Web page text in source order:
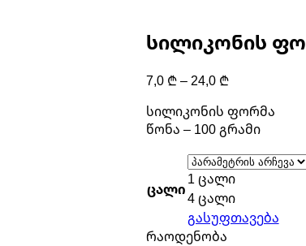
სილიკონის
7,0 ₾ – 24,0 ₾Price
7,0 ₾
through
24,0 ₾
სილიკონის ფორმა
წონა – 100 გრამი
ცალი
1 ცალი
4 ცალი
გასუფთავება
რაოდენობა